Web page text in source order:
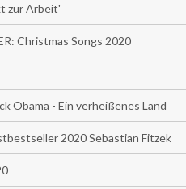
zur Arbeit'
Christmas Songs 2020
Obama - Ein verheißenes Land
2020 Sebastian Fitzek